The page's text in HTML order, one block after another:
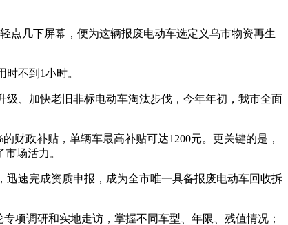
点几下屏幕，便为这辆报废电动车选定义乌市物资再生
不到1小时。
、加快老旧非标电动车淘汰步伐，今年年初，我市全面
财政补贴，单辆车最高补贴可达1200元。更关键的是，
场活力。
速完成资质申报，成为全市唯一具备报废电动车回收拆
项调研和实地走访，掌握不同车型、年限、残值情况；